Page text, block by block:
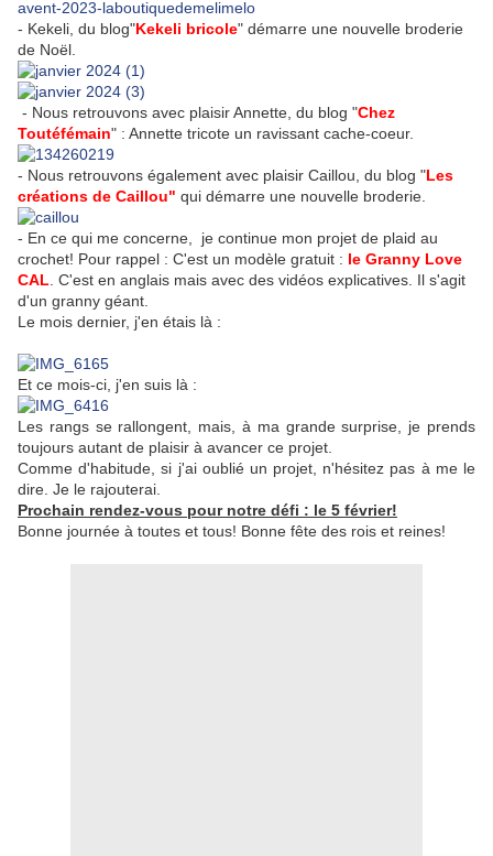
- Kekeli, du blog"Kekeli bricole" démarre une nouvelle broderie
de Noël.
- Nous retrouvons avec plaisir Annette, du blog "Chez
Toutéfémain" : Annette tricote un ravissant cache-coeur.
- Nous retrouvons également avec plaisir Caillou, du blog "Les
créations de Caillou" qui démarre une nouvelle broderie.
- En ce qui me concerne, je continue mon projet de plaid au
crochet! Pour rappel : C'est un modèle gratuit : le Granny Love
CAL . C'est en anglais mais avec des vidéos explicatives. Il s'agit
d'un granny géant.
Le mois dernier, j'en étais là :
Et ce mois-ci, j'en suis là :
Les rangs se rallongent, mais, à ma grande surprise, je prends
toujours autant de plaisir à avancer ce projet.
Comme d'habitude, si j'ai oublié un projet, n'hésitez pas à me le
dire. Je le rajouterai.
Prochain rendez-vous pour notre défi : le 5 février!
Bonne journée à toutes et tous! Bonne fête des rois et reines!